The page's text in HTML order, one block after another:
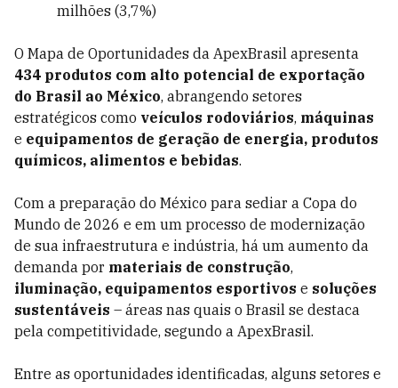
milhões (3,7%)
O Mapa de Oportunidades da ApexBrasil apresenta
434 produtos com alto potencial de exportação
do Brasil ao México, abrangendo setores
estratégicos como veículos rodoviários, máquinas
e equipamentos de geração de energia, produtos
químicos, alimentos e bebidas.
Com a preparação do México para sediar a Copa do
Mundo de 2026 e em um processo de modernização
de sua infraestrutura e indústria, há um aumento da
demanda por materiais de construção,
iluminação, equipamentos esportivos e soluções
sustentáveis – áreas nas quais o Brasil se destaca
pela competitividade, segundo a ApexBrasil.
Entre as oportunidades identificadas, alguns setores e